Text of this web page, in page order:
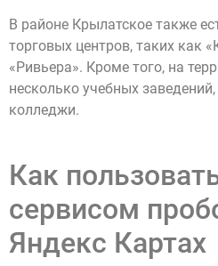
В районе Крылатское также
торговых центров, таких как
«Ривьера». Кроме того, на
несколько учебных
колледжи.
Как
сервисом
Яндекс Картах